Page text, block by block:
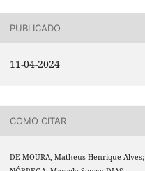
PUBLICADO
11-04-2024
COMO CITAR
DE MOURA, Matheus Henrique Alves;